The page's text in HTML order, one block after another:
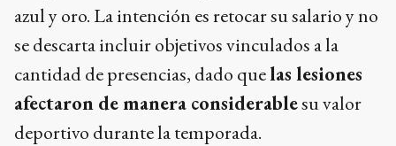
azul y oro. La intención es retocar su salario y no
se descarta incluir objetivos vinculados a la
cantidad de presencias, dado quelas lesiones
afectaron de manera considerablesu valor
deportivo durante la temporada.